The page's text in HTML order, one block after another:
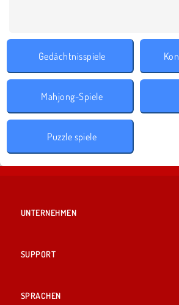
Gedächtnisspiele
Mahjong-Spiele
Puzzle spiele
UNTERNEHMEN
SUPPORT
SPRACHEN